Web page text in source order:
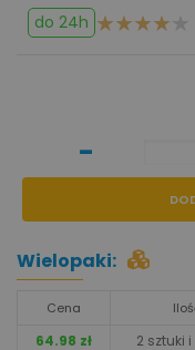
do 24h
-
Wielopaki:
Cena
64.98 zł 2 sztuki